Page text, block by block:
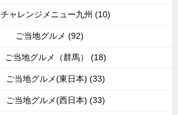
チャレンジメニュー九州 (10)
ご当地グルメ (92)
ご当地グルメ（群馬） (18)
ご当地グルメ(東日本) (33)
ご当地グルメ(西日本) (33)